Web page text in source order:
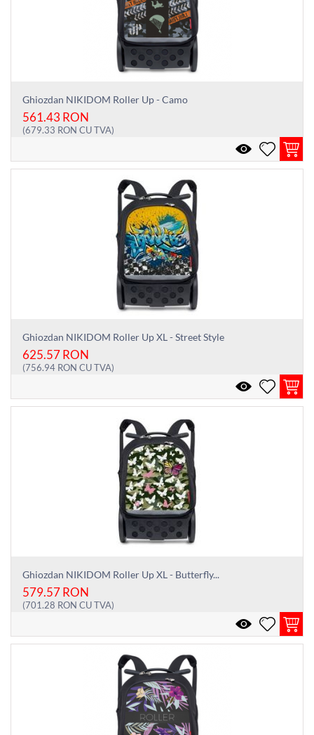
Ghiozdan NIKIDOM Roller Up - Camo
561.43 RON
(679.33 RON CU TVA)
Ghiozdan NIKIDOM Roller Up XL - Street Style
625.57RON
(756.94 RON CU TVA)
Ghiozdan NIKIDOM Roller Up XL - Butterfly...
579.57RON
(701.28 RON CU TVA)